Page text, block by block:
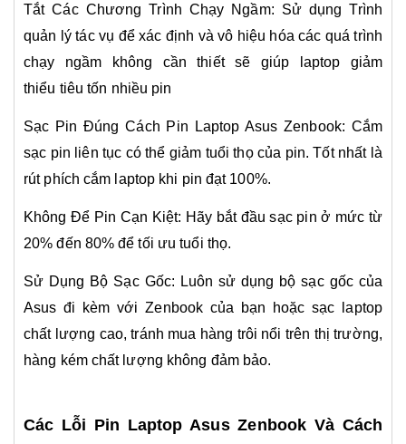
Tắt Các Chương Trình Chạy Ngầm: Sử dụng Trình
quản lý tác vụ để xác định và vô hiệu hóa các quá trình
chạy ngầm không cần thiết sẽ giúp laptop giảm
thiểu tiêu tốn nhiều pin
Sạc Pin Đúng Cách Pin Laptop Asus Zenbook: Cắm
sạc pin liên tục có thể giảm tuổi thọ của pin. Tốt nhất là
rút phích cắm laptop khi pin đạt 100%.
Không Để Pin Cạn Kiệt: Hãy bắt đầu sạc pin ở mức từ
20% đến 80% để tối ưu tuổi thọ.
Sử Dụng Bộ Sạc Gốc: Luôn sử dụng bộ sạc gốc của
Asus đi kèm với Zenbook của bạn hoặc sạc laptop
chất lượng cao, tránh mua hàng trôi nổi trên thị trường,
hàng kém chất lượng không đảm bảo.
Các Lỗi Pin Laptop Asus Zenbook Và Cách